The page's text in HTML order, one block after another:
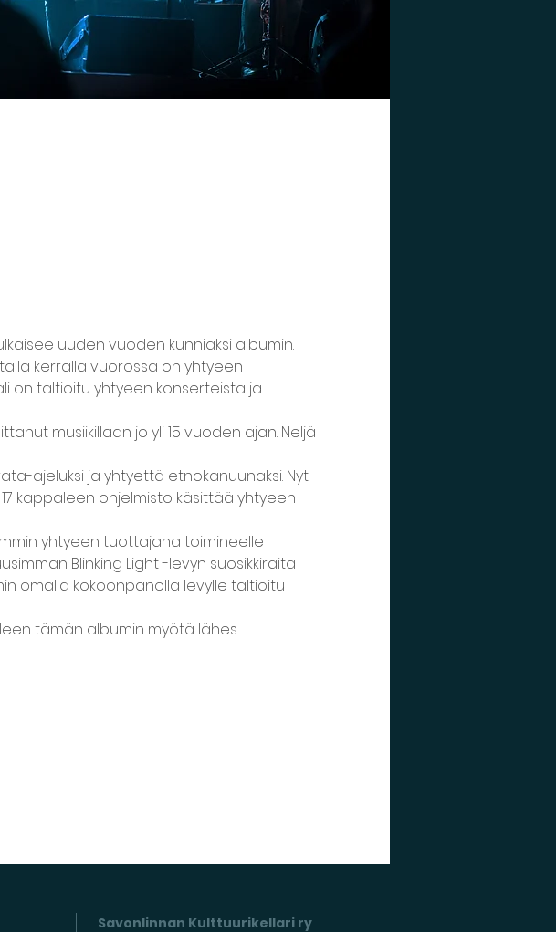
uuden vuoden kunniaksi albumin.
kerralla vuorossa on yhtyeen
on taltioitu yhtyeen konserteista ja
musiikillaan jo yli 15 vuoden ajan. Neljä
ajeluksi ja yhtyettä etnokanuunaksi. Nyt
kappaleen ohjelmisto käsittää yhtyeen
yhtyeen tuottajana toimineelle
Blinking Light -levyn suosikkiraita
omalla kokoonpanolla levylle taltioitu
tämän albumin myötä lähes
Savonlinnan Kulttuurikellari ry